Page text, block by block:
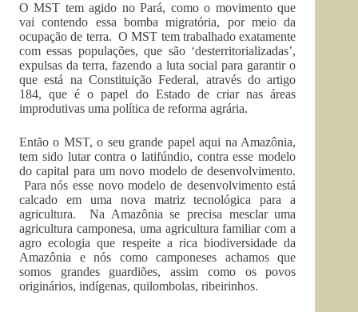
O MST tem agido no Pará, como o movimento que
vai contendo essa bomba migratória, por meio da
ocupação de terra. O MST tem trabalhado exatamente
com essas populações, que são ‘desterritorializadas’,
expulsas da terra, fazendo a luta social para garantir o
que está na Constituição Federal, através do artigo
184, que é o papel do Estado de criar nas áreas
improdutivas uma política de reforma agrária.
Então o MST, o seu grande papel aqui na Amazônia,
tem sido lutar contra o latifúndio, contra esse modelo
do capital para um novo modelo de desenvolvimento.
Para nós esse novo modelo de desenvolvimento está
calcado em uma nova matriz tecnológica para a
agricultura. Na Amazônia se precisa mesclar uma
agricultura camponesa, uma agricultura familiar com a
agro ecologia que respeite a rica biodiversidade da
Amazônia e nós como camponeses achamos que
somos grandes guardiões, assim como os povos
originários, indígenas, quilombolas, ribeirinhos.